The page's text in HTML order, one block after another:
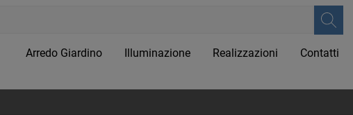
Arredo Giardino Illuminazione Realizzazioni Contatti